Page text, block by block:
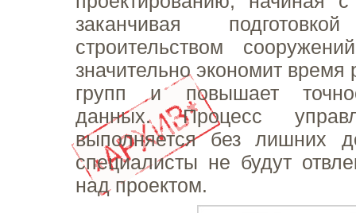
заканчивая
строительством
значительно экономит время
групп и повышает
данных. Процесс
выполняется без лишних
специалисты не будут
над проектом.